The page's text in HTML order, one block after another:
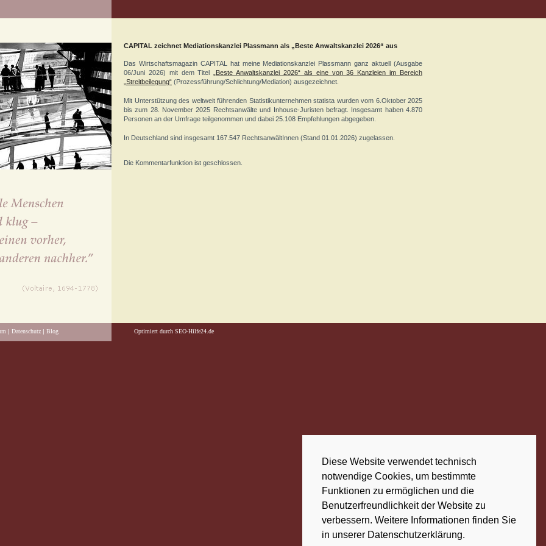
Diese Website verwendet technisch
notwendige Cookies, um bestimmte
Funktionen zu ermöglichen und die
Benutzerfreundlichkeit der Website zu
verbessern. Weitere Informationen finden Sie
in unserer Datenschutzerklärung.
CAPITAL zeichnet Mediationskanzlei Plassmann als „Beste Anwaltskanzlei 2026“ aus
Das Wirtschaftsmagazin CAPITAL hat meine Mediationskanzlei Plassmann ganz aktuell (Ausgabe
06/Juni 2026) mit dem Titel
„Beste Anwaltskanzlei 2026“ als eine von 36 Kanzleien im Bereich
„Streitbeilegung“ (Prozessführung/Schlichtung/Mediation) ausgezeichnet.
Mit Unterstützung des weltweit führenden Statistikunternehmen statista wurden vom 6.Oktober 2025
bis zum 28. November 2025 Rechtsanwälte und Inhouse-Juristen befragt. Insgesamt haben 4.870
Personen an der Umfrage teilgenommen und dabei 25.108 Empfehlungen abgegeben.
In Deutschland sind insgesamt 167.547 RechtsanwältInnen (Stand 01.01.2026) zugelassen.
Die Kommentarfunktion ist geschlossen.
| Datenschutz | Blog Optimiert durch SEO-Hilfe24.de